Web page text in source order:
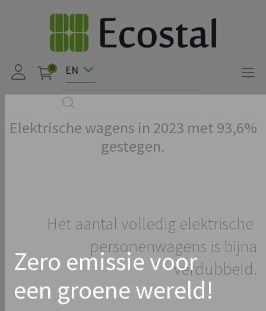
0 EN
Elektrische wagens in 2023 met 93,6%
gestegen.
Het aantal volledig elektrische
personenwagens is bijna
verdubbeld.
Zero emissie voor
een groene wereld!